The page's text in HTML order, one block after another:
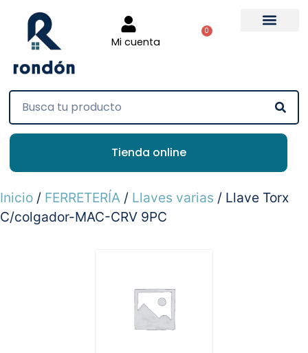
Mi cuenta
0
Tienda online
Inicio / FERRETERÍA / Llaves varias / Llave Torx
C/colgador-MAC-CRV 9PC